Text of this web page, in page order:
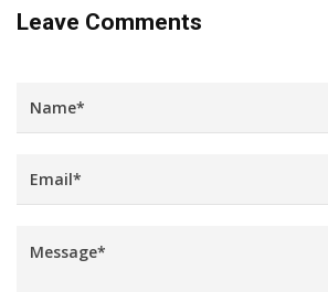
Leave Comments